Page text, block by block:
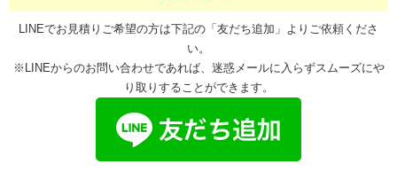
LINEでお見積りご希望の方は下記の「友だち追加」よりご依頼くださ
い。
※LINEからのお問い合わせであれば、迷惑メールに入らずスムーズにや
り取りすることができます。